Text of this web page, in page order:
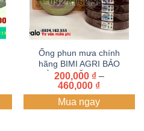
Ống phun mưa chính
hãng BIMI AGRI BẢO
HÀNH 1 NĂM ( Cuộn
100 mét)
200,000 ₫ –
460,000 ₫Khoảng
giá:
từ
Mua ngay